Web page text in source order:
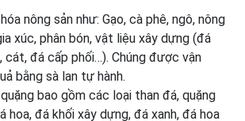
nông sản như: Gạo, cà phê, ngô, nông
xúc, phân bón, vật liệu xây dựng (đá
đá cấp phối…). Chúng được vận
bằng sà lan tự hành.
bao gồm các loại than đá, quặng
hoa, đá khối xây dựng, đá xanh, đá hoa